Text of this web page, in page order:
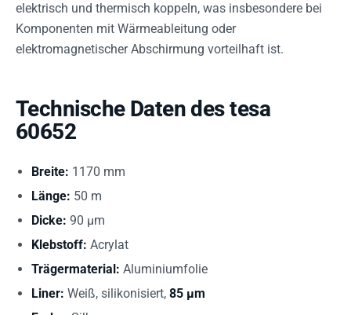
elektrisch und thermisch koppeln, was insbesondere bei
Komponenten mit Wärmeableitung oder
elektromagnetischer Abschirmung vorteilhaft ist.
Technische Daten des tesa
60652
Breite: 1170 mm
Länge: 50 m
Dicke: 90 µm
Klebstoff: Acrylat
Trägermaterial: Aluminiumfolie
Liner: Weiß, silikonisiert, 85 µm